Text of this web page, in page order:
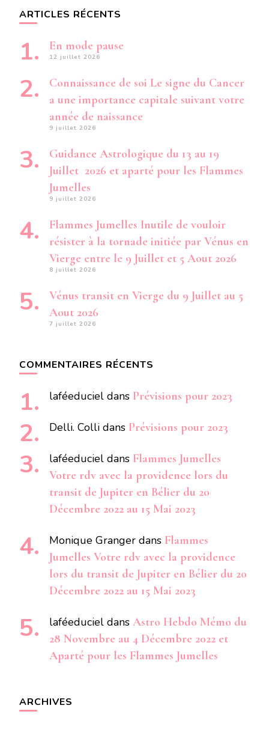
ARTICLES RÉCENTS
En mode pause
12 juillet 2026
Connaissance de soi Le signe du Cancer
a une importance capitale suivant votre
année de naissance
9 juillet 2026
Guidance Astrologique du 13 au 19
Juillet 2026 et aparté pour les Flammes
Jumelles
9 juillet 2026
Flammes Jumelles Inutile de vouloir
résister à la tornade initiée par Vénus en
Vierge entre le 9 Juillet et 5 Aout 2026
8 juillet 2026
Vénus transit en Vierge du 9 Juillet au 5
Aout 2026
7 juillet 2026
COMMENTAIRES RÉCENTS
laféeduciel dans Prévisions pour 2023
Delli. Colli dans Prévisions pour 2023
laféeduciel dans Flammes Jumelles
Votre rdv avec la providence lors du
transit de Jupiter en Bélier du 20
Décembre 2022 au 15 Mai 2023
Monique Granger dans Flammes
Jumelles Votre rdv avec la providence
lors du transit de Jupiter en Bélier du 20
Décembre 2022 au 15 Mai 2023
laféeduciel dans Astro Hebdo Mémo du
28 Novembre au 4 Décembre 2022 et
Aparté pour les Flammes Jumelles
ARCHIVES